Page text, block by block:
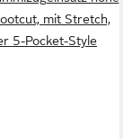
mit Stretch,
5-Pocket-Style